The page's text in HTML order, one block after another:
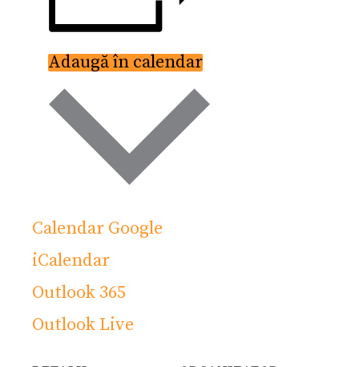
Adaugă în calendar
Calendar Google
iCalendar
Outlook 365
Outlook Live